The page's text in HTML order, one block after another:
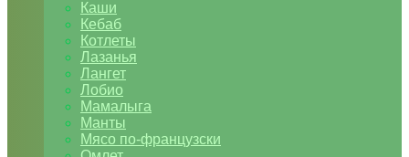
Каши
Кебаб
Котлеты
Лазанья
Лангет
Лобио
Мамалыга
Манты
Мясо по-французски